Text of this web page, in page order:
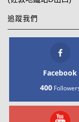
追蹤我們
Facebook
400